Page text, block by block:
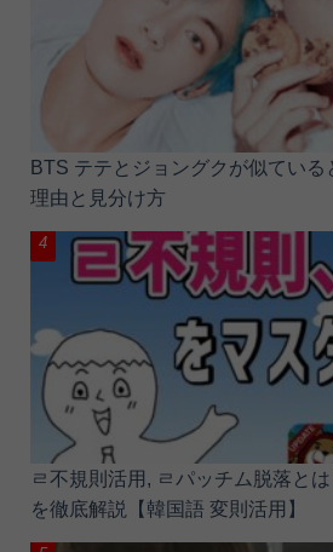
BTS テテとジョングクが似ている
理由と見分け方
ㄹ不規則活用, ㄹパッチム脱落と
を徹底解説【韓国語 変則活用】